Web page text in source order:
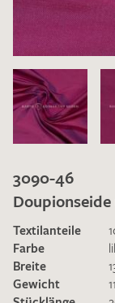
Ich bin damit
3090-46
Doupionseide
Textilanteile
Farbe
Breite
Gewicht